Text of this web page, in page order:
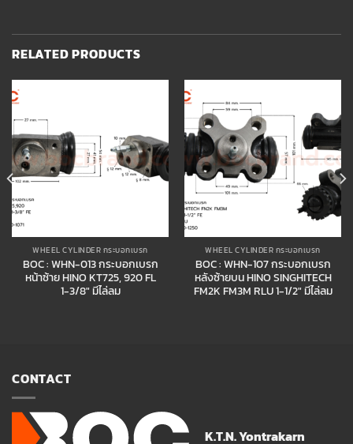
RELATED PRODUCTS
WHEEL CYLINDER กระบอกเบรก
BOC : WHN-013 กระบอกเบรก
หน้าซ้าย HINO KT725, 920 FL
1-3/8″ มีไล่ลม
Add to
wishlist
WHEEL CYLINDER กระบอกเบรก
BOC : WHN-107 กระบอกเบรก
หลังซ้ายบน HINO SINGHITECH
FM2K FM3M RLU 1-1/2″ มีไล่ลม
CONTACT
K.T.N. Yontrakarn